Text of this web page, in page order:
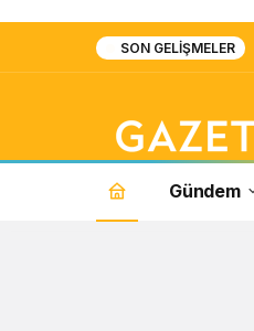
SON GELIŞMELER
sinan
Gündem